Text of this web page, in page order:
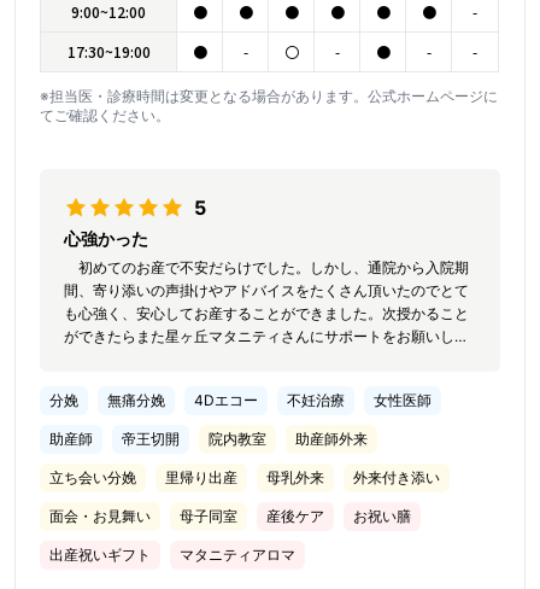
9:00~12:00
● ● ● ● ● ●
-
17:30~19:00
● - 〇 - ● - -
※担当医・診療時間は変更となる場合があります。公式ホームページに
てご確認ください。
5
心強かった
初めてのお産で不安だらけでした。しかし、通院から入院期
間、寄り添いの声掛けやアドバイスをたくさん頂いたのでとて
も心強く、安心してお産することができました。次授かること
ができたらまた星ヶ丘マタニティさんにサポートをお願いした
分娩 無痛分娩 4Dエコー 不妊治療 女性医師
助産師 帝王切開 院内教室 助産師外来
立ち会い分娩 里帰り出産 母乳外来 外来付き添い
面会・お見舞い 母子同室 産後ケア お祝い膳
出産祝いギフト マタニティアロマ